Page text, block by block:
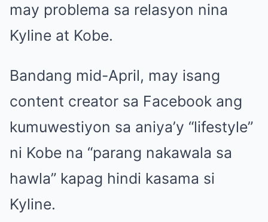
may problema sa relasyon nina
Kyline at Kobe.
Bandang mid-April, may isang
content creator sa Facebook ang
kumuwestiyon sa aniya’y “lifestyle”
ni Kobe na “parang nakawala sa
hawla” kapag hindi kasama si
Kyline.